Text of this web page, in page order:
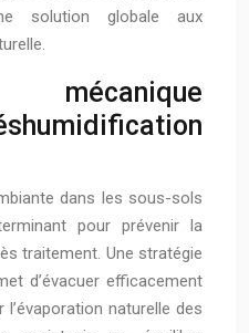
solution globale aux
dans les sous-sols
pour prévenir la
traitement. Une stratégie
d’évacuer efficacement
l’évaporation naturelle des